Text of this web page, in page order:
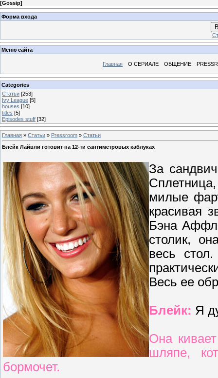
[Gossip]
Форма входа
Меню сайта
Главная О СЕРИАЛЕ ОБЩЕНИЕ
Categories
Статьи [253]
Ivy League [5]
houses [10]
titles [5]
Episodes stuff [32]
Главная » Статьи » Pressroom » Статьи
Блейк Лайвли готовит на 12-ти сантиметровых каблуках
За
милые
красивая
Бэна
столик,
весь
Весь ее
Блейк: Я
Она
шляпе,
бормочет.